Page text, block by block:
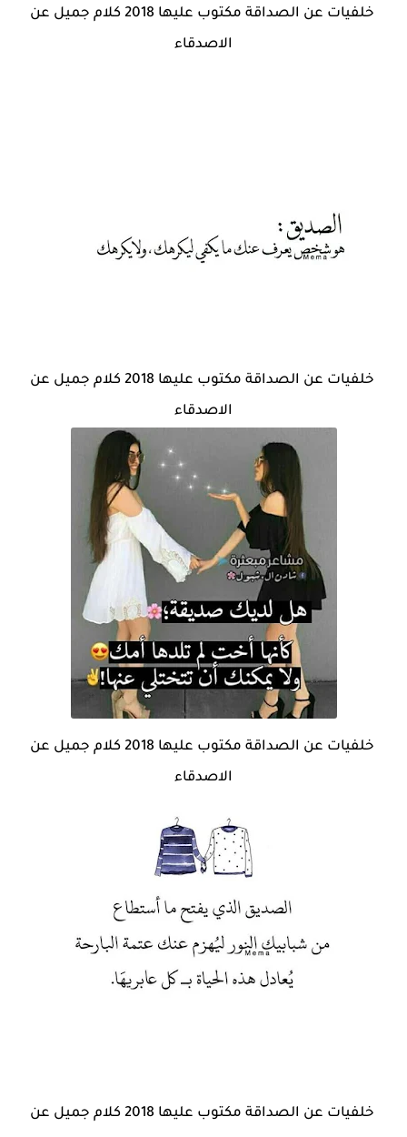
خلفيات عن الصداقة مكتوب عليها 2018 كلام جميل عن
الاصدقاء
خلفيات عن الصداقة مكتوب عليها 2018 كلام جميل عن
الاصدقاء
خلفيات عن الصداقة مكتوب عليها 2018 كلام جميل عن
الاصدقاء
خلفيات عن الصداقة مكتوب عليها 2018 كلام جميل عن